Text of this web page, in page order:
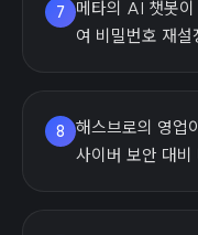
7
메타의 AI 챗봇
여 비밀번호 재
8
해스브로의 영업
사이버 보안 대비